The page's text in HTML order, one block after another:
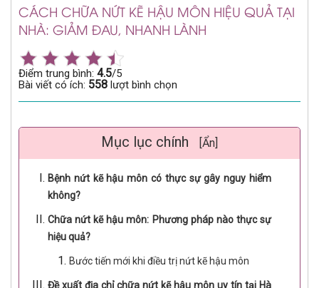
CÁCH CHỮA NỨT KẼ HẬU MÔN HIỆU QUẢ TẠI
NHÀ: GIẢM ĐAU, NHANH LÀNH
Điểm trung bình: 4.5/5
Bài viết có ích: 558 lượt bình chọn
Mục lục chính [Ẩn]
Bệnh nứt kẽ hậu môn có thực sự gây nguy hiểm
không?
Chữa nứt kẽ hậu môn: Phương pháp nào thực sự
hiệu quả?
Bước tiến mới khi điều trị nứt kẽ hậu môn
Đề xuất địa chỉ chữa nứt kẽ hậu môn uy tín tại Hà